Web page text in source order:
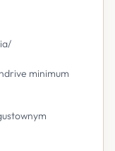
minimum